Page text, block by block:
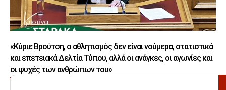
«Κύριε Βρούτση, ο αθλητισμός δεν είναι νούμερα, στατιστικά
και επετειακά Δελτία Τύπου, αλλά οι ανάγκες, οι αγωνίες και
οι ψυχές των ανθρώπων του»
ΑΝΑΖΗΤΗΣΗ